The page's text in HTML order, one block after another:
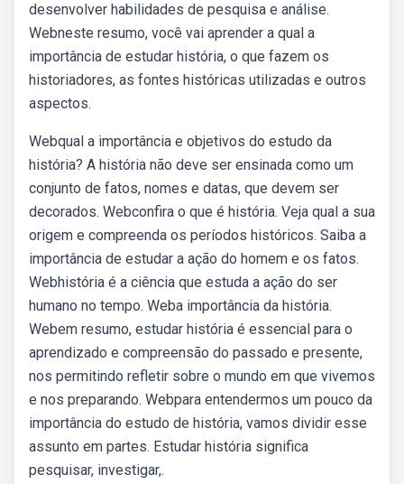
desenvolver habilidades de pesquisa e análise.
Webneste resumo, você vai aprender a qual a
importância de estudar história, o que fazem os
historiadores, as fontes históricas utilizadas e outros
aspectos.
Webqual a importância e objetivos do estudo da
história? A história não deve ser ensinada como um
conjunto de fatos, nomes e datas, que devem ser
decorados. Webconfira o que é história. Veja qual a sua
origem e compreenda os períodos históricos. Saiba a
importância de estudar a ação do homem e os fatos.
Webhistória é a ciência que estuda a ação do ser
humano no tempo. Weba importância da história.
Webem resumo, estudar história é essencial para o
aprendizado e compreensão do passado e presente,
nos permitindo refletir sobre o mundo em que vivemos
e nos preparando. Webpara entendermos um pouco da
importância do estudo de história, vamos dividir esse
assunto em partes. Estudar história significa
pesquisar, investigar,.